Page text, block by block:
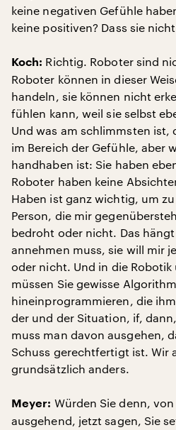
keine negativen Gefühle
keine positiven? Dass sie
Koch: Richtig. Roboter sind
Roboter können in dieser
handeln, sie können nicht
fühlen kann, weil sie selbst
Und was am schlimmsten ist,
im Bereich der Gefühle, aber
handhaben ist: Sie haben
Roboter haben keine
Haben ist ganz wichtig, um
Person, die mir
bedroht oder nicht. Das
annehmen muss, sie will mir
oder nicht. Und in die
müssen Sie gewisse
hineinprogrammieren, die
der und der Situation, if,
muss man davon ausgehen,
Schuss gerechtfertigt ist. Wir
grundsätzlich anders.
Meyer: Würden Sie denn,
ausgehend, jetzt sagen, Sie